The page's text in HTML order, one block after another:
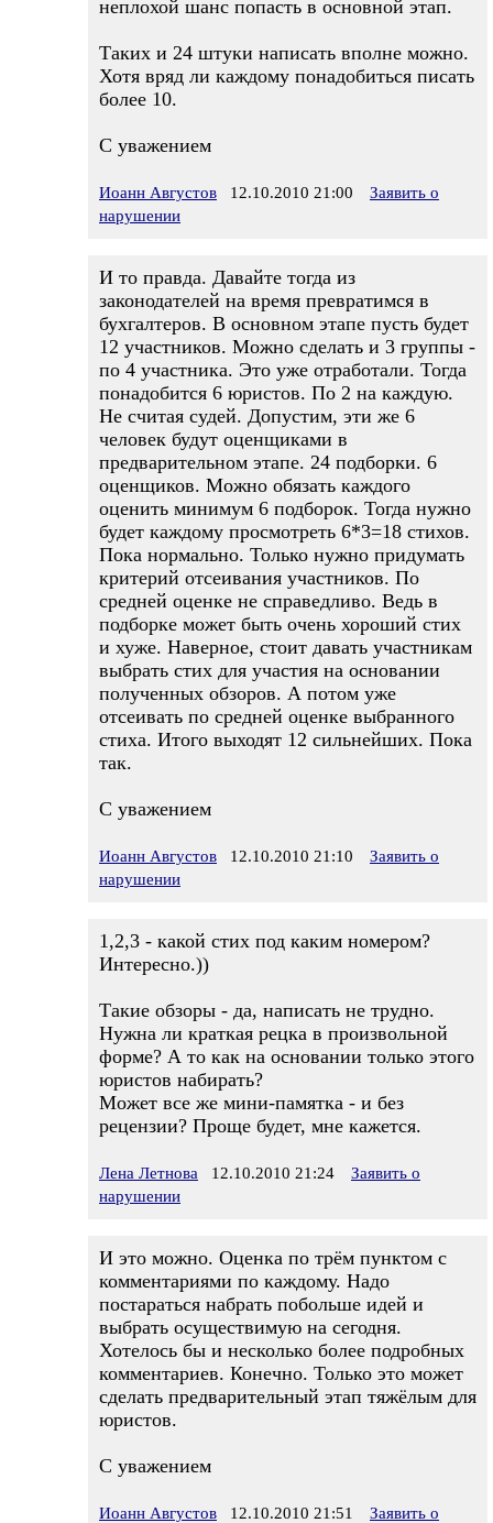
неплохой шанс попасть в основной этап.
Таких и 24 штуки написать вполне можно.
Хотя вряд ли каждому понадобиться писать
более 10.
С уважением
Иоанн Августов 12.10.2010 21:00
Заявить о
нарушении
И то правда. Давайте тогда из
законодателей на время превратимся в
бухгалтеров. В основном этапе пусть будет
12 участников. Можно сделать и 3 группы -
по 4 участника. Это уже отработали. Тогда
понадобится 6 юристов. По 2 на каждую.
Не считая судей. Допустим, эти же 6
человек будут оценщиками в
предварительном этапе. 24 подборки. 6
оценщиков. Можно обязать каждого
оценить минимум 6 подборок. Тогда нужно
будет каждому просмотреть 6*3=18 стихов.
Пока нормально. Только нужно придумать
критерий отсеивания участников. По
средней оценке не справедливо. Ведь в
подборке может быть очень хороший стих
и хуже. Наверное, стоит давать участникам
выбрать стих для участия на основании
полученных обзоров. А потом уже
отсеивать по средней оценке выбранного
стиха. Итого выходят 12 сильнейших. Пока
так.
С уважением
Иоанн Августов 12.10.2010 21:10
Заявить о
нарушении
1,2,3 - какой стих под каким номером?
Интересно.))
Такие обзоры - да, написать не трудно.
Нужна ли краткая рецка в произвольной
форме? А то как на основании только этого
юристов набирать?
Может все же мини-памятка - и без
рецензии? Проще будет, мне кажется.
Лена Летнова 12.10.2010 21:24
Заявить о
нарушении
И это можно. Оценка по трём пунктом с
комментариями по каждому. Надо
постараться набрать побольше идей и
выбрать осуществимую на сегодня.
Хотелось бы и несколько более подробных
комментариев. Конечно. Только это может
сделать предварительный этап тяжёлым для
юристов.
С уважением
Иоанн Августов 12.10.2010 21:51
Заявить о